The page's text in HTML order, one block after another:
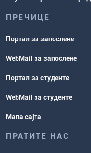
ПРЕЧИЦЕ
Портал за запослене
WebMail за запослене
Портал за студенте
WebMail за студенте
Мапа сајта
ПРАТИТЕ НАС